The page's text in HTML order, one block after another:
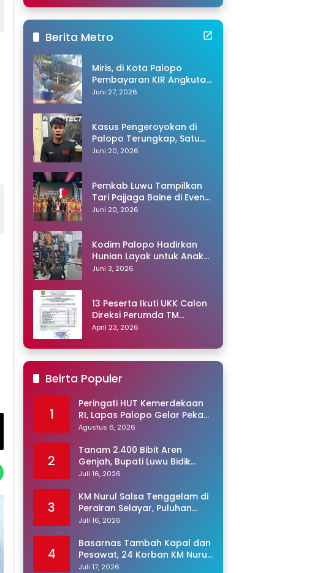
Berita Metro
Miris, di Kota Palopo
Pembayaran KIR Angkutan
Barang Capai Rp600 Ribu,
Juni 27, 2026
Kasus Pengeroyokan di
Palopo Terungkap, Satu
Tersangka Ditangkap
Juni 20, 2026
Pemkab Luwu Tampilkan
Tari Pajjaga Baine di Event
Toraya Ma’gellu’ 2026
Juni 20, 2026
Kodim Palopo Hadirkan
Hunian Layak untuk Anak
Panti
Juni 3, 2026
13 Peserta Ikuti UKK Calon
Direksi Perumda TM
Palopo, Ris Akril Raih
April 23, 2026
Beirta Populer
1
Peringati HUT Kemerdekaan
RI, Lapas Palopo Gelar Pekan
Olahraga untuk Warga
Agustus 6, 2026
2
Tanam 2.400 Bibit Aren
Genjah, Bupati Luwu Bidik
Sentra Produksi Gula Aren
Juli 16, 2026
3
KM Nurul Salsa Tenggelam di
Perairan Selayar, Puluhan
Penumpang Masih Hilang
Juli 16, 2026
4
Basarnas Tambah Kapal dan
Pesawat, 24 Korban KM Nurul
Salsa Masih Dicari
Juli 17, 2026